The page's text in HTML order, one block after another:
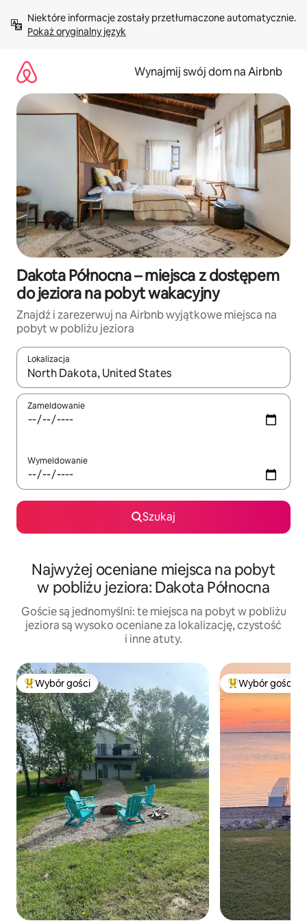
treści Pokaż oryginalny język
Wynajmij swój dom na Airbnb
Dakota Północna – miejsca z dostępem
do jeziora na pobyt wakacyjny
Znajdź i zarezerwuj na Airbnb wyjątkowe miejsca na
pobyt w pobliżu jeziora
Lokalizacja
Gdy wyniki będą dostępne, możesz poruszać się po nich za
Zameldowanie
Wymeldowanie
Szukaj
Najwyżej oceniane miejsca na pobyt
w pobliżu jeziora: Dakota Północna
Goście są jednomyślni: te miejsca na pobyt w pobliżu
jeziora są wysoko oceniane za lokalizację, czystość
i inne atuty.
Najpopularniejsze z kategorii Wybór gości
Wybór gości Wybór gości